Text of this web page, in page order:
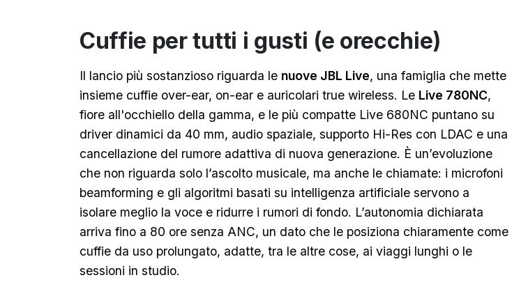
Cuffie per tutti i gusti (e orecchie)
Il lancio più sostanzioso riguarda le nuove JBL Live, una famiglia che mette
insieme cuffie over-ear, on-ear e auricolari true wireless. Le Live 780NC,
fiore all'occhiello della gamma, e le più compatte Live 680NC puntano su
driver dinamici da 40 mm, audio spaziale, supporto Hi-Res con LDAC e una
cancellazione del rumore adattiva di nuova generazione. È un’evoluzione
che non riguarda solo l’ascolto musicale, ma anche le chiamate: i microfoni
beamforming e gli algoritmi basati su intelligenza artificiale servono a
isolare meglio la voce e ridurre i rumori di fondo. L’autonomia dichiarata
arriva fino a 80 ore senza ANC, un dato che le posiziona chiaramente come
cuffie da uso prolungato, adatte, tra le altre cose, ai viaggi lunghi o le
sessioni in studio.